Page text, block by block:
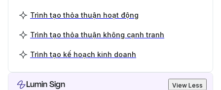
Trình tạo thỏa thuận hoạt động
Trình tạo thỏa thuận không cạnh tranh
Trình tạo kế hoạch kinh doanh
Lumin Sign View Less